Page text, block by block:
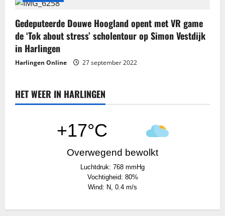
e
Gedeputeerde Douwe Hoogland opent met VR game
de ‘Tok about stress’ scholentour op Simon Vestdijk
in Harlingen
Harlingen Online 27 september 2022
HET WEER IN HARLINGEN
+17°C
Overwegend bewolkt
Luchtdruk: 768 mmHg
Vochtigheid: 80%
Wind: N, 0.4 m/s